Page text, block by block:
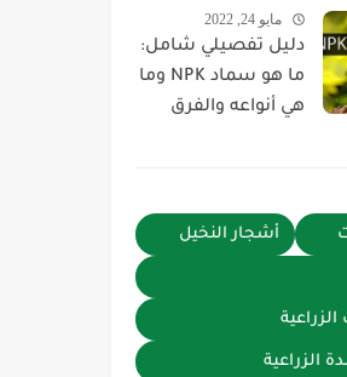
التين وكيفية علاجها
والقضاء عليها
مايو 24, 2022
دليل تفصيلي شامل:
ما هو سماد NPK وما
هي أنواعه والفرق
أشجار النخيل
الزراعية